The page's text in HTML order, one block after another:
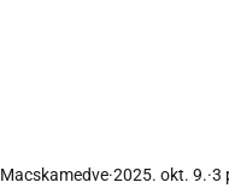
Macskamedve 2025. okt. 9. 3